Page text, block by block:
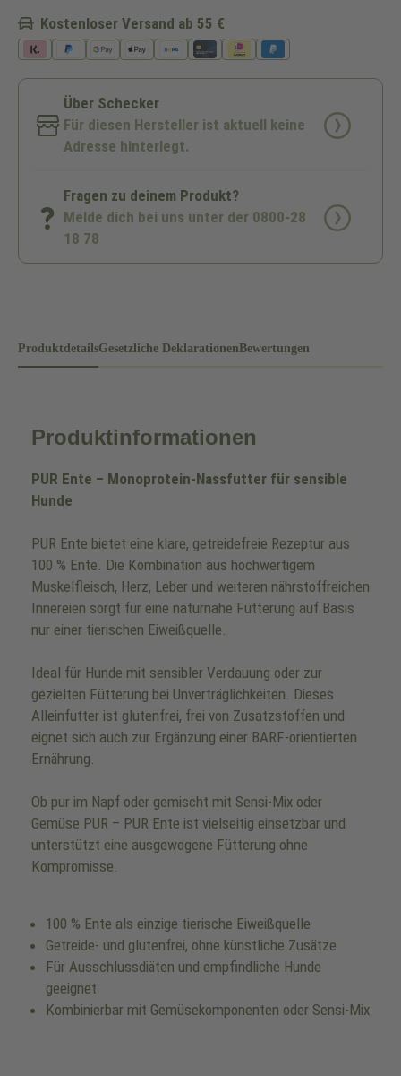
Kostenloser Versand ab 55 €
Über Schecker
Für diesen Hersteller ist aktuell keine
Adresse hinterlegt.
Fragen zu deinem Produkt?
Melde dich bei uns unter der 0800-28
18 78
ProduktdetailsGesetzliche DeklarationenBewertungen
Produktinformationen
PUR Ente – Monoprotein-Nassfutter für sensible
Hunde
PUR Ente bietet eine klare, getreidefreie Rezeptur aus
100 % Ente. Die Kombination aus hochwertigem
Muskelfleisch, Herz, Leber und weiteren nährstoffreichen
Innereien sorgt für eine naturnahe Fütterung auf Basis
nur einer tierischen Eiweißquelle.
Ideal für Hunde mit sensibler Verdauung oder zur
gezielten Fütterung bei Unverträglichkeiten. Dieses
Alleinfutter ist glutenfrei, frei von Zusatzstoffen und
eignet sich auch zur Ergänzung einer BARF-orientierten
Ernährung.
Ob pur im Napf oder gemischt mit Sensi-Mix oder
Gemüse PUR – PUR Ente ist vielseitig einsetzbar und
unterstützt eine ausgewogene Fütterung ohne
Kompromisse.
100 % Ente als einzige tierische Eiweißquelle
Getreide- und glutenfrei, ohne künstliche Zusätze
Für Ausschlussdiäten und empfindliche Hunde
geeignet
Kombinierbar mit Gemüsekomponenten oder Sensi-Mix